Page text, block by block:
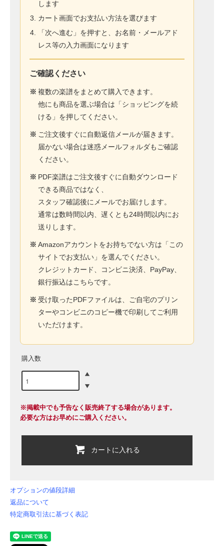
します
カート画面でお支払い方法を選びます
「次へ進む」を押すと、お名前・メールアド
レス等の入力画面になります
ご確認ください
※ 複数の楽譜をまとめて購入できます。
他にも商品を選ぶ場合は「ショッピングを続
ける」を押してください。
※ ご注文後すぐに自動返信メールが届きます。
届かない場合は迷惑メールフォルダもご確認
ください。
※ PDF楽譜はご注文後すぐに自動ダウンロード
できる商品ではなく、
スタッフ確認後にメールでお届けします。
通常は数時間以内、遅くとも24時間以内にお
送りします。
※ Amazonアカウントをお持ちでない方は「この
サイトでお支払い」を選んでください。
クレジットカード、コンビニ決済、PayPay、
銀行振込はこちらです。
※ 受け取ったPDFファイルは、ご自宅のプリン
ターやコンビニのコピー機で印刷してご利用
いただけます。
購入数
※掲載中でも予告なく販売終了する場合があります。
必要な方はお早めにご購入ください。
カートに入れる
オプションの値段詳細
返品について
特定商取引法に基づく表記